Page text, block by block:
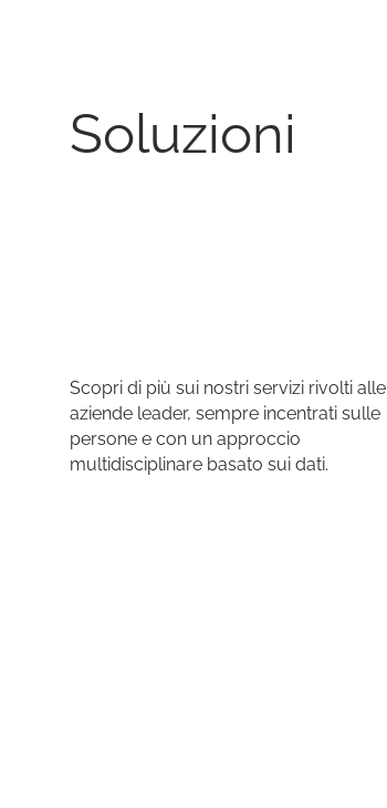
Soluzioni
Scopri di più sui nostri servizi rivolti alle
aziende leader, sempre incentrati sulle
persone e con un approccio
multidisciplinare basato sui dati.